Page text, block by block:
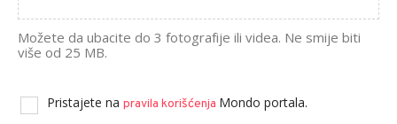
Možete da ubacite do 3 fotografije ili videa. Ne smije biti
više od 25 MB.
Pristajete na pravila korišćenja Mondo portala.